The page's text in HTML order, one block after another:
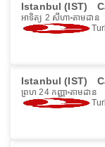
Istanbul (IST)
អាទិត្យ 2 សីហា តាមដាន
Istanbul (IST)
ព្រហ 24 កញ្ញា តាមដាន